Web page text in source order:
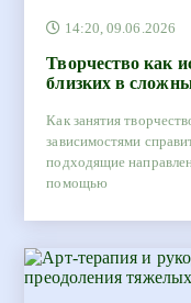
14:20, 09.06.2026
Творчество как
близких в
Как занятия
зависимостями
подходящие
помощью